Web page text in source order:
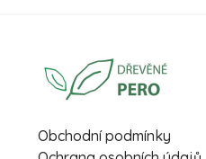
Obchodní podmínky